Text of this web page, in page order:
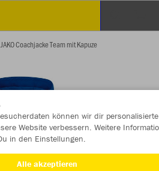
JAKO Coachjacke Team mit Kapuze
können wir dir personalisierte
Website verbessern. Weitere
in den Einstellungen.
Alle akzeptieren